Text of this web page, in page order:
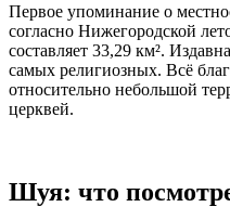
Первое упоминание о
согласно Нижегородской
составляет 33,29 км².
самых религиозных. Всё
относительно небольшой
церквей.
Шуя: что